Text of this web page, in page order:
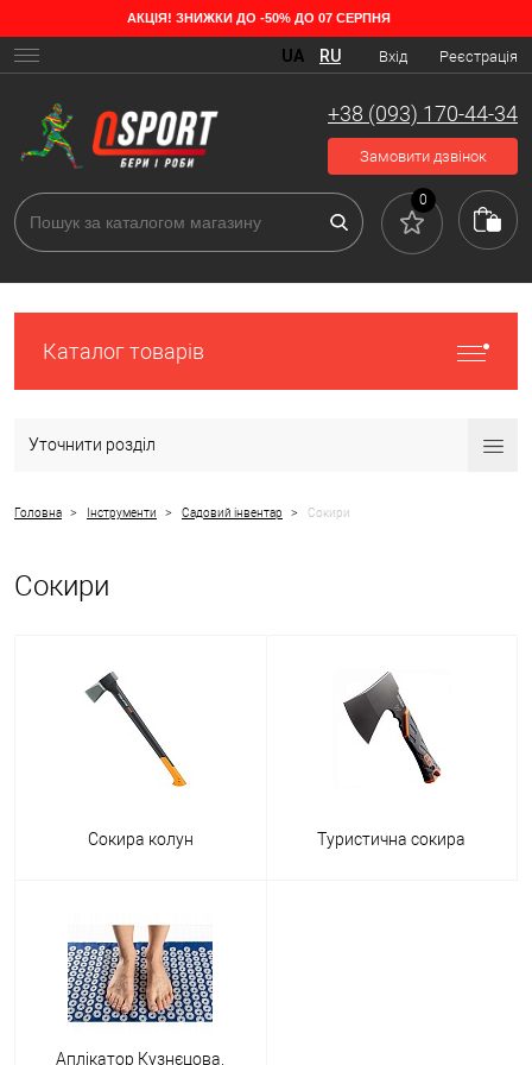
Які бувають сокири
Одні з найдавніших інструментів, які служать людині вже тисячі
матеріали виготовлення змінювалися відповідно до епохи. Перші
сокири були з каменю; далі користувалися бронзовими, залізними
та нарешті сталевими інструментами. Сьогодні різноманітність
сокир велика, і кожен призначений для окремого завдання.
Колун - це сокира для колки дров. Має лезо особливої клиноподібної
форми і призматичним заточенням. Колун не підходить для інших
лише туристи, а й рибалки та любителі полювання. У поході це
головний помічник: підходить сокира для рубання невеликих дерев,
заточування кілочків та виконання іншої роботи. Підійде похідний
варіант і для саду, і для дачі, але для специфічних робіт краще
АКЦІЯ! ЗНИЖКИ ДО -50% ДО 07 СЕРПНЯ
Вхід Реєстрація
UA RU
+38 (093) 170-44-34
Замовити дзвінок
0
Каталог товарів
Уточнити розділ
Головна > Інструменти > Садовий інвентар > Сокири
Сокири
Сокира колун Туристична сокира
Аплікатор Кузнєцова,